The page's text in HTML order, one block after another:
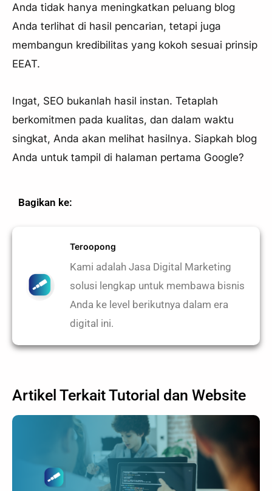
Anda tidak hanya meningkatkan peluang blog
Anda terlihat di hasil pencarian, tetapi juga
membangun kredibilitas yang kokoh sesuai prinsip
EEAT.
Ingat, SEO bukanlah hasil instan. Tetaplah
berkomitmen pada kualitas, dan dalam waktu
singkat, Anda akan melihat hasilnya. Siapkah blog
Anda untuk tampil di halaman pertama Google?
Bagikan ke:
Teroopong
Kami adalah Jasa Digital Marketing
solusi lengkap untuk membawa bisnis
Anda ke level berikutnya dalam era
digital ini.
Artikel TerkaitTutorial dan Website